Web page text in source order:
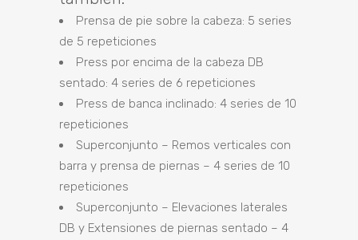
Prensa de pie sobre la cabeza: 5 series
de 5 repeticiones
Press por encima de la cabeza DB
sentado: 4 series de 6 repeticiones
Press de banca inclinado: 4 series de 10
repeticiones
Superconjunto – Remos verticales con
barra y prensa de piernas – 4 series de 10
repeticiones
Superconjunto – Elevaciones laterales
DB y Extensiones de piernas sentado – 4